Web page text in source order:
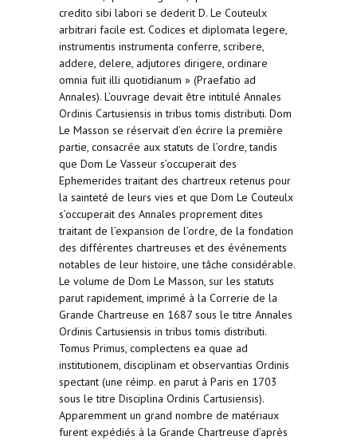
credito sibi labori se dederit D. Le Couteulx
arbitrari facile est. Codices et diplomata legere,
instrumentis instrumenta conferre, scribere,
addere, delere, adjutores dirigere, ordinare
omnia fuit illi quotidianum » (Praefatio ad
Annales). L’ouvrage devait être intitulé Annales
Ordinis Cartusiensis in tribus tomis distributi. Dom
Le Masson se réservait d’en écrire la première
partie, consacrée aux statuts de l’ordre, tandis
que Dom Le Vasseur s’occuperait des
Ephemerides traitant des chartreux retenus pour
la sainteté de leurs vies et que Dom Le Couteulx
s’occuperait des Annales proprement dites
traitant de l’expansion de l’ordre, de la fondation
des différentes chartreuses et des événements
notables de leur histoire, une tâche considérable.
Le volume de Dom Le Masson, sur les statuts
parut rapidement, imprimé à la Correrie de la
Grande Chartreuse en 1687 sous le titre Annales
Ordinis Cartusiensis in tribus tomis distributi.
Tomus Primus, complectens ea quae ad
institutionem, disciplinam et observantias Ordinis
spectant (une réimp. en parut à Paris en 1703
sous le titre Disciplina Ordinis Cartusiensis).
Apparemment un grand nombre de matériaux
furent expédiés à la Grande Chartreuse d’après